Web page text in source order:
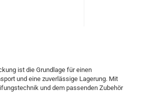
ist die Grundlage für einen
und eine zuverlässige Lagerung. Mit
und dem passenden Zubehör